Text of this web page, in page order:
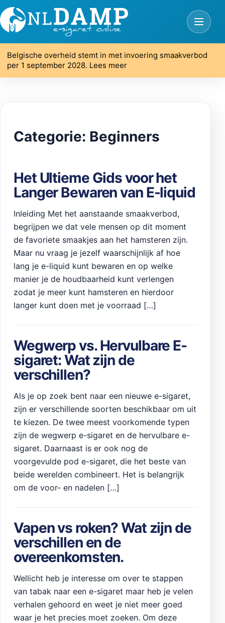
Belgische overheid stemt in met invoering smaakverbod
per 1 september 2028. Lees meer
Categorie: Beginners
Het Ultieme Gids voor het
Langer Bewaren van E-liquid
Inleiding Met het aanstaande smaakverbod,
begrijpen we dat vele mensen op dit moment
de favoriete smaakjes aan het hamsteren zijn.
Maar nu vraag je jezelf waarschijnlijk af hoe
lang je e-liquid kunt bewaren en op welke
manier je de houdbaarheid kunt verlengen
zodat je meer kunt hamsteren en hierdoor
langer kunt doen met je voorraad […]
Wegwerp vs. Hervulbare E-
sigaret: Wat zijn de
verschillen?
Als je op zoek bent naar een nieuwe e-sigaret,
zijn er verschillende soorten beschikbaar om uit
te kiezen. De twee meest voorkomende typen
zijn de wegwerp e-sigaret en de hervulbare e-
sigaret. Daarnaast is er ook nog de
voorgevulde pod e-sigaret, die het beste van
beide werelden combineert. Het is belangrijk
om de voor- en nadelen […]
Vapen vs roken? Wat zijn de
verschillen en de
overeenkomsten.
Wellicht heb je interesse om over te stappen
van tabak naar een e-sigaret maar heb je velen
verhalen gehoord en weet je niet meer goed
waar je het precies moet zoeken. Om deze